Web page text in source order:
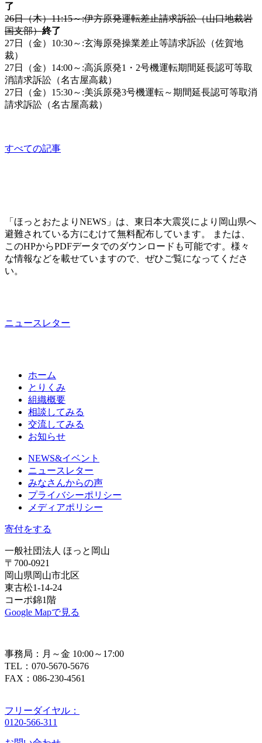
了
26日（木）11:15～:伊方原発運転差止請求訴訟（山口地裁岩
国支部）終了
27日（金）10:30～:玄海原発操業差止等請求訴訟（佐賀地
裁）
27日（金）14:00～:高浜原発1・2号機運転期間延長認可等取
消請求訴訟（名古屋高裁）
27日（金）15:30～:美浜原発3号機運転～期間延長認可等取消
請求訴訟（名古屋高裁）
すべての記事
「ほっとおたよりNEWS」は、東日本大震災により岡山県へ
避難されている方にむけて無料配布しています。 または、
このHPからPDFデータでのダウンロードも可能です。様々
な情報などを載せていますので、ぜひご覧になってくださ
い。
ニュースレター
ホーム
とりくみ
組織概要
相談してみる
交流してみる
お知らせ
NEWS&イベント
ニュースレター
みなさんからの声
プライバシーポリシー
メディアポリシー
寄付をする
一般社団法人 ほっと岡山
〒700-0921
岡山県岡山市北区
東古松1-14-24
コーポ錦1階
Google Mapで見る
事務局：月～金 10:00～17:00
TEL：070-5670-5676
FAX：086-230-4561
フリーダイヤル：
0120-566-311